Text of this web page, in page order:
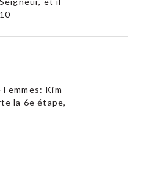
Kim
la 6e étape,